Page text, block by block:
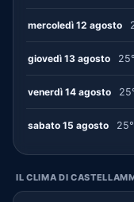
mercoledì 12 agosto
giovedì 13 agosto
venerdì 14 agosto
sabato 15 agosto
IL CLIMA DI